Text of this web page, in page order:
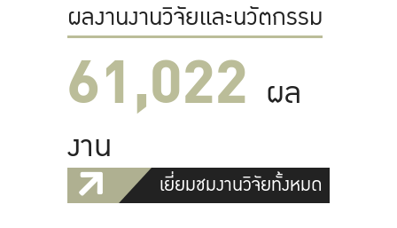
ผลงานงานวิจัยและนวัตกรรม
61,022 ผล
งาน
เยี่ยมชมงานวิจัยทั้งหมด